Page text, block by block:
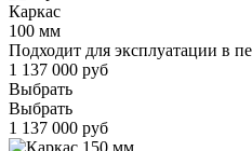
Каркас
100 мм
Подходит для эксплуатации в
1 137 000 руб
Выбрать
Выбрать
1 137 000 руб